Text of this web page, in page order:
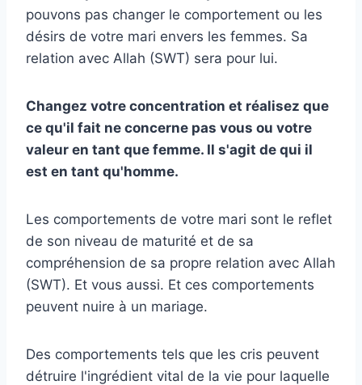
pouvons pas changer le comportement ou les
désirs de votre mari envers les femmes. Sa
relation avec Allah (SWT) sera pour lui.
Changez votre concentration et réalisez que
ce qu'il fait ne concerne pas vous ou votre
valeur en tant que femme. Il s'agit de qui il
est en tant qu'homme.
Les comportements de votre mari sont le reflet
de son niveau de maturité et de sa
compréhension de sa propre relation avec Allah
(SWT). Et vous aussi. Et ces comportements
peuvent nuire à un mariage.
Des comportements tels que les cris peuvent
détruire l'ingrédient vital de la vie pour laquelle